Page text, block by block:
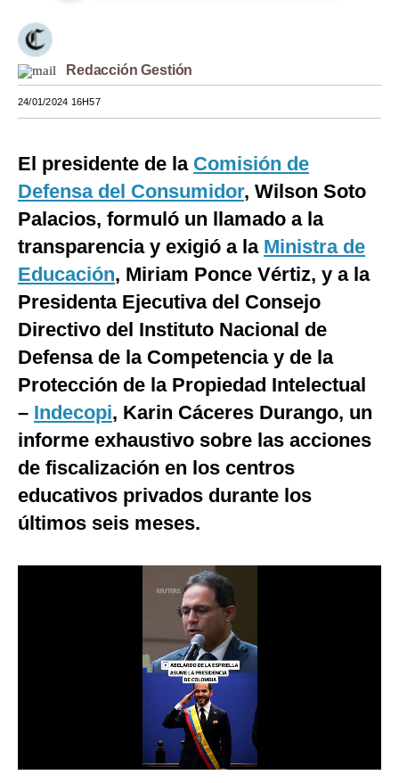
Estilos
Mundo
EEUU
España
Internacional
Tecnología
Club del Suscriptor
Mix
G de Gestión
Notas Contratadas
Podcast
Gestión TV
Redacción Gestión
24/01/2024 16H57
El presidente de la Comisión de
Defensa del Consumidor, Wilson Soto
Palacios, formuló un llamado a la
transparencia y exigió a la Ministra de
Educación, Miriam Ponce Vértiz, y a la
Presidenta Ejecutiva del Consejo
Directivo del Instituto Nacional de
Defensa de la Competencia y de la
Protección de la Propiedad Intelectual
– Indecopi, Karin Cáceres Durango, un
informe exhaustivo sobre las acciones
de fiscalización en los centros
educativos privados durante los
últimos seis meses.